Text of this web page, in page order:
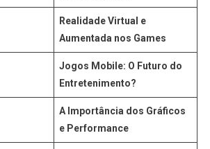
Realidade Virtual e
Aumentada nos Games
Jogos Mobile: O Futuro do
Entretenimento?
A Importância dos Gráficos
e Performance